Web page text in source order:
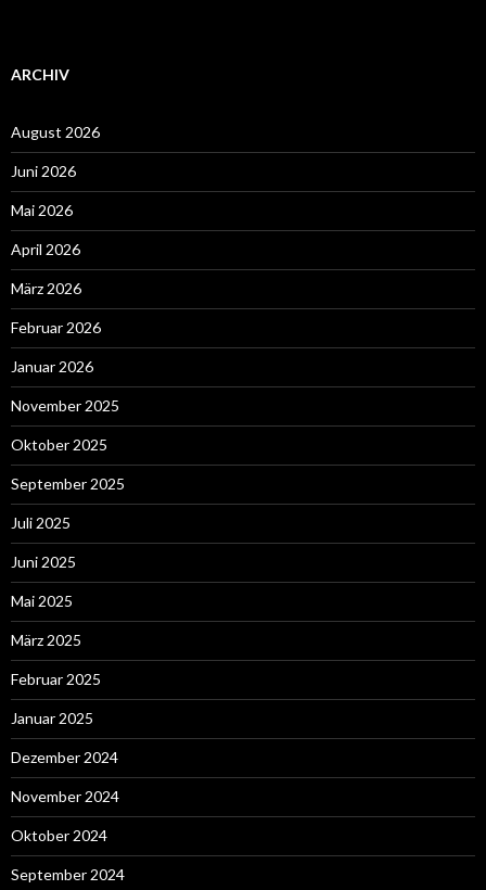
ARCHIV
August 2026
Juni 2026
Mai 2026
April 2026
März 2026
Februar 2026
Januar 2026
November 2025
Oktober 2025
September 2025
Juli 2025
Juni 2025
Mai 2025
März 2025
Februar 2025
Januar 2025
Dezember 2024
November 2024
Oktober 2024
September 2024